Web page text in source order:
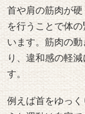
首や肩の筋肉が
を行うことで体
います。筋肉の
り、違和感の軽
す。
例えば首をゆっ